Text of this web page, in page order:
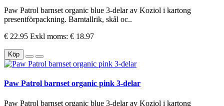
Paw Patrol barnset organic blue 3-delar av Koziol i kartong
presentförpackning. Barntallrik, skål oc..
€ 22.95 Exkl moms: € 18.97
Köp
Paw Patrol barnset organic pink 3-delar
Paw Patrol barnset organic blue 3-delar av Koziol i kartong